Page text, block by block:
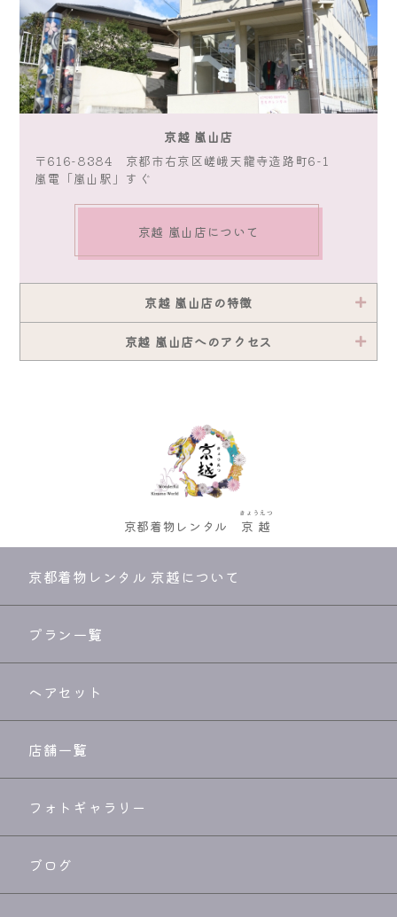
京越 嵐山店
〒616-8384 京都市右京区嵯峨天龍寺造路町6-1
嵐電「嵐山駅」すぐ
京越 嵐山店について
京越 嵐山店の特徴
京越 嵐山店へのアクセス
京都着物レンタル 京越
きょうえつ
京都着物レンタル 京越について
プラン一覧
ヘアセット
店舗一覧
フォトギャラリー
ブログ